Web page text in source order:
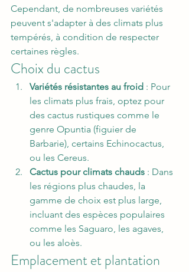
Cependant, de nombreuses variétés
peuvent s'adapter à des climats plus
tempérés, à condition de respecter
certaines règles.
Choix du cactus
Variétés résistantes au froid : Pour
les climats plus frais, optez pour
des cactus rustiques comme le
genre Opuntia (figuier de
Barbarie), certains Echinocactus,
ou les Cereus.
Cactus pour climats chauds : Dans
les régions plus chaudes, la
gamme de choix est plus large,
incluant des espèces populaires
comme les Saguaro, les agaves,
ou les aloès.
Emplacement et plantation